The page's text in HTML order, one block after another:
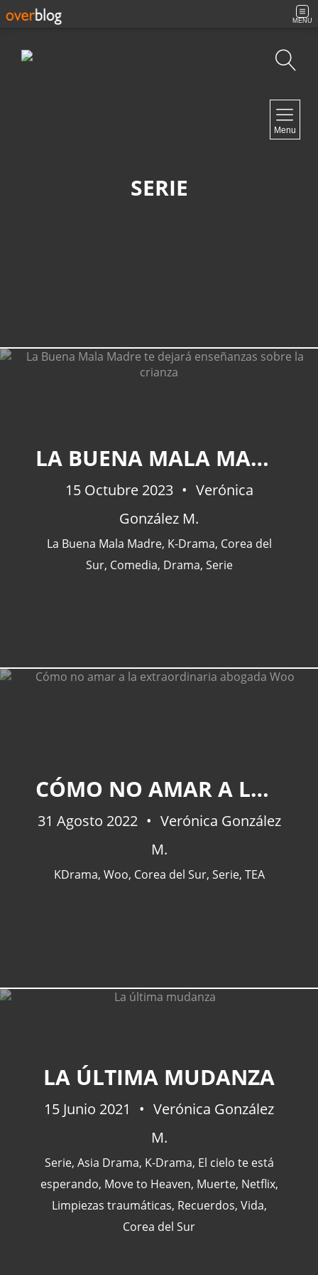
MENU
Menu
SERIE
LA BUENA MALA MADRE TE DEJARÁ ENSEÑANZAS SOBRE LA CRIANZA
15 Octubre 2023
Verónica
González M.
La Buena Mala Madre, K-Drama, Corea del
Sur, Comedia, Drama, Serie
CÓMO NO AMAR A LA EXTRAORDINARIA ABOGADA WOO
31 Agosto 2022
Verónica González
M.
KDrama, Woo, Corea del Sur, Serie, TEA
LA ÚLTIMA MUDANZA
15 Junio 2021
Verónica González
M.
Serie, Asia Drama, K-Drama, El cielo te está
esperando, Move to Heaven, Muerte, Netflix,
Limpiezas traumáticas, Recuerdos, Vida,
Corea del Sur
Actualidad(227)
España(77)
Barcelona(47)
Venezuela(43)